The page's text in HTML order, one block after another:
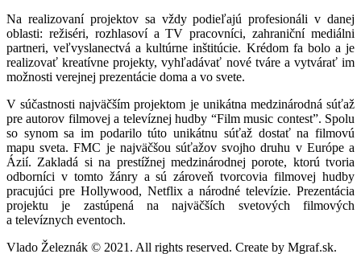
Na realizovaní projektov sa vždy podieľajú profesionáli v danej
oblasti: režiséri, rozhlasoví a TV pracovníci, zahraniční mediálni
partneri, veľvyslanectvá a kultúrne inštitúcie. Krédom fa bolo a je
realizovať kreatívne projekty, vyhľadávať nové tváre a vytvárať im
možnosti verejnej prezentácie doma a vo svete.
V súčastnosti najväčším projektom je unikátna medzinárodná súťaž
pre autorov filmovej a televíznej hudby “Film music contest”. Spolu
so synom sa im podarilo túto unikátnu súťaž dostať na filmovú
mapu sveta. FMC je najväčšou súťažov svojho druhu v Európe a
Ázií. Zakladá si na prestížnej medzinárodnej porote, ktorú tvoria
odborníci v tomto žánry a sú zároveň tvorcovia filmovej hudby
pracujúci pre Hollywood, Netflix a národné televízie. Prezentácia
projektu je zastúpená na najväčších svetových filmových
a televíznych eventoch.
Vlado Železnák © 2021. All rights reserved. Create by Mgraf.sk.